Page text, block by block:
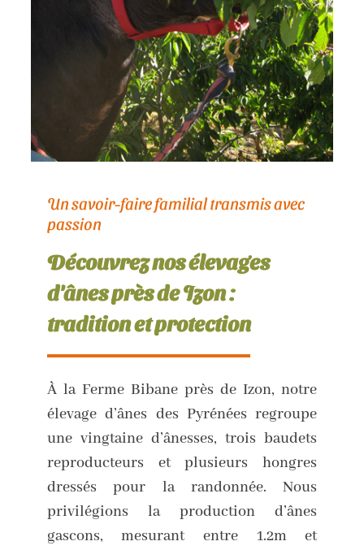
Un savoir-faire familial transmis avec
passion
Découvrez nos élevages
d'ânes près de Izon :
tradition et protection
À la Ferme Bibane près de Izon, notre
élevage d’ânes des Pyrénées regroupe
une vingtaine d’ânesses, trois baudets
reproducteurs et plusieurs hongres
dressés pour la randonnée. Nous
privilégions la production d’ânes
gascons, mesurant entre 1.2m et